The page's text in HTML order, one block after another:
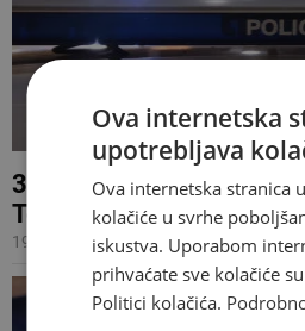
36-godišnjak teško
Tomislavgrada
19.10.2025 10:23
Ova internetska
upotrebljava
Ova internetska stranica
kolačiće u svrhe
iskustva. Uporabom
prihvaćate sve kolačiće
Politici kolačića.